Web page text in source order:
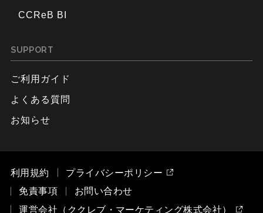
CCReB BI
SUPPORT
ご利用ガイド
よくある質問
お知らせ
利用規約
プライバシーポリシー
免責事項
お問い合わせ
運営会社（ククレブ・マーケティング株式会社）